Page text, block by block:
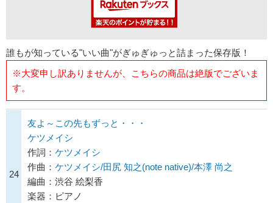
誰もが知っている"いい曲"がぎゅぎゅっと詰まった保存版！
※大変申し訳ありませんが、こちらの商品は絶版でございま
す。
24
友よ～この先もずっと・・・
ケツメイシ
作詞： ケツメイシ
作曲： ケツメイシ/田尻 知之(note native)/本澤 尚之
編曲：渋谷 絵梨香
楽器：ピアノ